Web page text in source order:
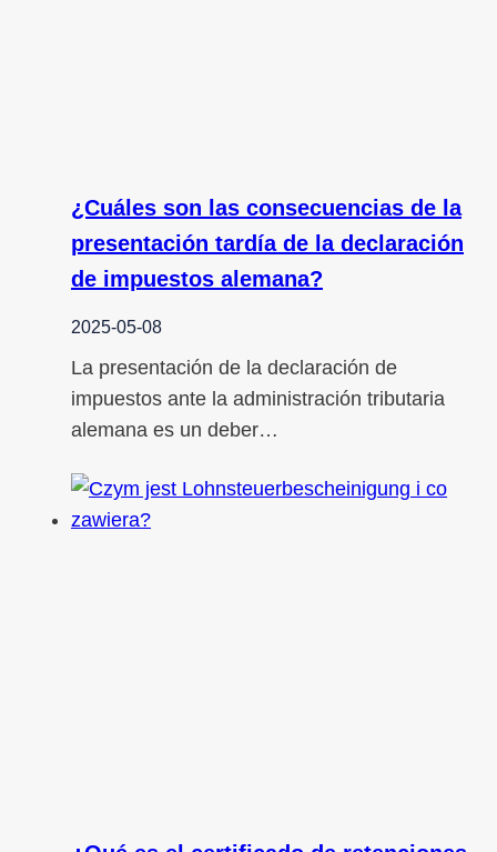
¿Cuáles son las consecuencias de la
presentación tardía de la declaración
de impuestos alemana?
2025-05-08
La presentación de la declaración de
impuestos ante la administración tributaria
alemana es un deber…